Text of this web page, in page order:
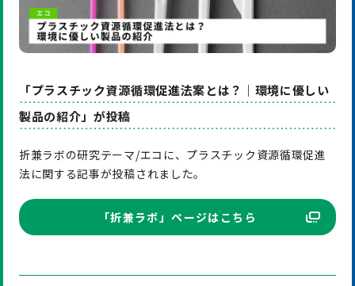
「プラスチック資源循環促進法案とは？｜環境に優しい
製品の紹介」が投稿
折兼ラボの研究テーマ/エコに、プラスチック資源循環促進
法に関する記事が投稿されました。
「折兼ラボ」ページはこちら